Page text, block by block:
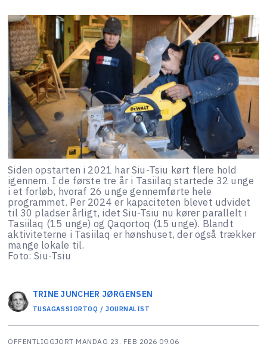
Siden opstarten i 2021 har Siu-Tsiu kørt flere hold
igennem. I de første tre år i Tasiilaq startede 32 unge
i et forløb, hvoraf 26 unge gennemførte hele
programmet. Per 2024 er kapaciteten blevet udvidet
til 30 pladser årligt, idet Siu-Tsiu nu kører parallelt i
Tasiilaq (15 unge) og Qaqortoq (15 unge). Blandt
aktiviteterne i Tasiilaq er hønshuset, der også trækker
mange lokale til.
Foto: Siu-Tsiu
TRINE JUNCHER JØRGENSEN
TUSAGASSIORTOQ / JOURNALIST
OFFENTLIGGJORT MANDAG 23. FEB 2026 09:06